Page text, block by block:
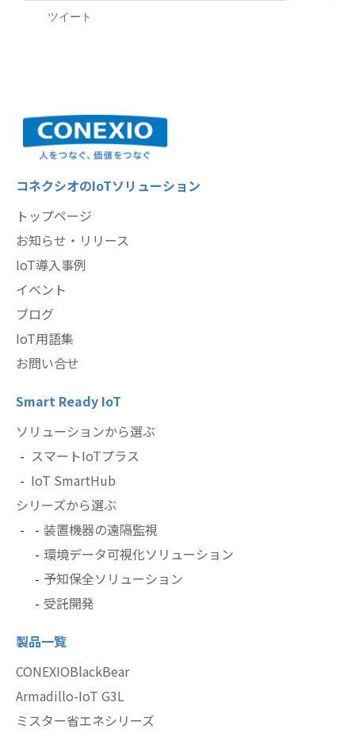
ツイート
コネクシオのIoTソリューション
トップページ
お知らせ・リリース
IoT導入事例
イベント
ブログ
IoT用語集
お問い合せ
Smart Ready IoT
ソリューションから選ぶ
スマートIoTプラス
IoT SmartHub
シリーズから選ぶ
装置機器の遠隔監視
環境データ可視化ソリューション
予知保全ソリューション
受託開発
製品一覧
CONEXIOBlackBear
Armadillo-IoT G3L
ミスター省エネシリーズ